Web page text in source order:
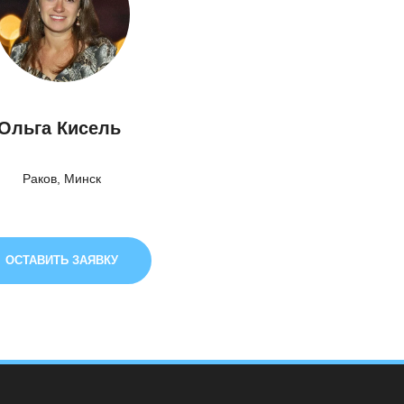
Кисель
Раков, Минск
ОСТАВИТЬ ЗАЯВКУ